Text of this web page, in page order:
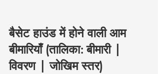
बैसेट हाउंड में होने वाली आम
बीमारियाँ (तालिका: बीमारी |
विवरण | जोखिम स्तर)